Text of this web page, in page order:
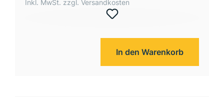
Inkl. MwSt. zzgl. Versandkosten
In den Warenkorb